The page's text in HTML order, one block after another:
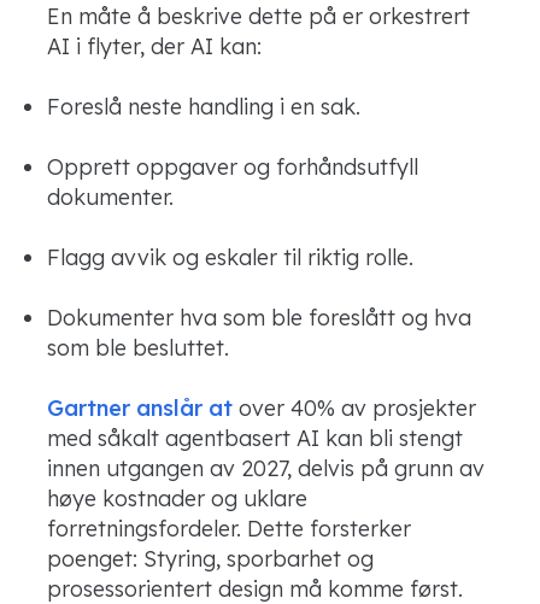
En måte å beskrive dette på er orkestrert
AI i flyter, der AI kan:
Foreslå neste handling i en sak.
Opprett oppgaver og forhåndsutfyll
dokumenter.
Flagg avvik og eskaler til riktig rolle.
Dokumenter hva som ble foreslått og hva
som ble besluttet.
Gartner anslår at over 40% av prosjekter
med såkalt agentbasert AI kan bli stengt
innen utgangen av 2027, delvis på grunn av
høye kostnader og uklare
forretningsfordeler. Dette forsterker
poenget: Styring, sporbarhet og
prosessorientert design må komme først.